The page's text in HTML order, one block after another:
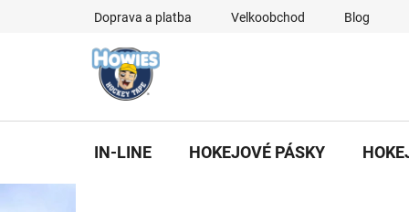
Doprava a platba Velkoobchod Blog
IN-LINE HOKEJOVÉ PÁSKY